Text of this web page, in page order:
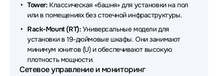
Источники бесперебойного питания (ИБП - UPS)
Raskat
Источники бесперебойного питания (ИБП - UPS)
ADC
Источники бесперебойного питания (ИБП - UPS)
Tower: Классическая «башня» для установки на пол
или в помещениях без стоечной инфраструктуры.
Rack-Mount (RT): Универсальные модели для
установки в 19-дюймовые шкафы. Они занимают
минимум юнитов (U) и обеспечивают высокую
плотность мощности.
Сетевое управление и мониторинг